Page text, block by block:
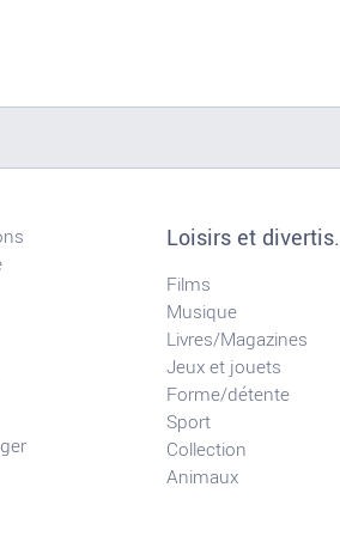
Loisirs et divertis.
Films
Musique
Livres/Magazines
Jeux et jouets
Forme/détente
Sport
Collection
Animaux